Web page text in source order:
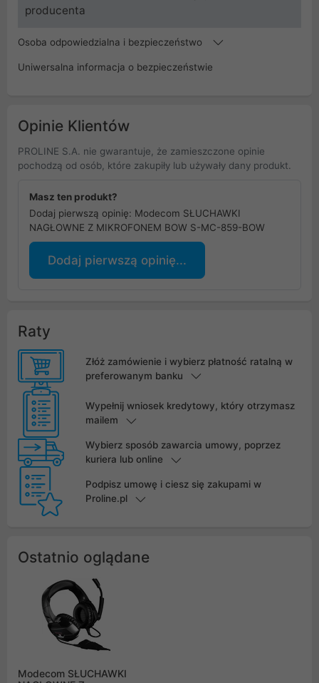
producenta
Osoba odpowiedzialna i bezpieczeństwo
Uniwersalna informacja o bezpieczeństwie
Opinie Klientów
PROLINE S.A. nie gwarantuje, że zamieszczone opinie
pochodzą od osób, które zakupiły lub używały dany produkt.
Masz ten produkt?
Dodaj pierwszą opinię: Modecom SŁUCHAWKI
NAGŁOWNE Z MIKROFONEM BOW S-MC-859-BOW
Dodaj pierwszą opinię...
Raty
Złóż zamówienie i wybierz płatność ratalną w
preferowanym banku
Wypełnij wniosek kredytowy, który otrzymasz
mailem
Wybierz sposób zawarcia umowy, poprzez
kuriera lub online
Podpisz umowę i ciesz się zakupami w
Proline.pl
Ostatnio oglądane
Modecom SŁUCHAWKI